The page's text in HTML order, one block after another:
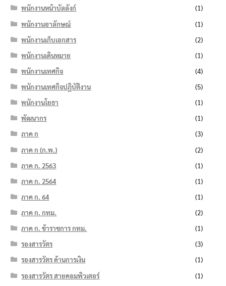
พนักงานหน้าบัลลังก์
(1)
พนักงานอาลักษณ์
(1)
พนักงานเก็บเอกสาร
(2)
พนักงานเดินหมาย
(1)
พนักงานเทศกิจ
(4)
พนักงานเทศกิจปฏิบัติงาน
(5)
พนักงานโยธา
(1)
พัฒนากร
(1)
ภาค ก
(3)
ภาค ก (ก.พ.)
(2)
ภาค ก. 2563
(1)
ภาค ก. 2564
(1)
ภาค ก. 64
(1)
ภาค ก. กทม.
(2)
ภาค ก. ข้าราชการ กทม.
(1)
รองสารวัตร
(3)
รองสารวัตร ด้านการเงิน
(1)
รองสารวัตร สายคอมพิวเตอร์
(1)